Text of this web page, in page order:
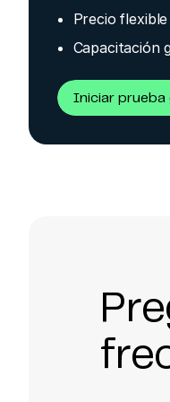
Precio
Capacitación
Iniciar prueba